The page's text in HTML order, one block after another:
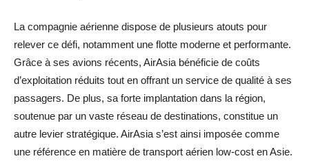
La compagnie aérienne dispose de plusieurs atouts pour
relever ce défi, notamment une flotte moderne et performante.
Grâce à ses avions récents, AirAsia bénéficie de coûts
d’exploitation réduits tout en offrant un service de qualité à ses
passagers. De plus, sa forte implantation dans la région,
soutenue par un vaste réseau de destinations, constitue un
autre levier stratégique. AirAsia s’est ainsi imposée comme
une référence en matière de transport aérien low-cost en Asie.